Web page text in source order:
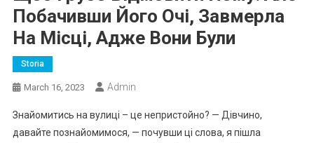
Побачивши Його Очі, Завмерла
На Місці, Адже Вони Були
Storia
March 16, 2023 Admin
Знайомитись на вулиці – це непристойно? — Дівчино,
давайте познайомимося, — почувши ці слова, я пішла